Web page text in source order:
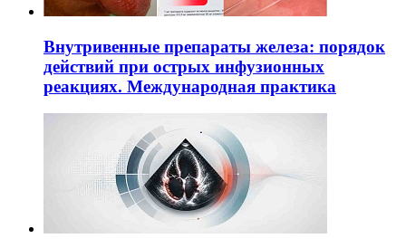
Внутривенные препараты железа: порядок
действий при острых инфузионных
реакциях. Международная практика